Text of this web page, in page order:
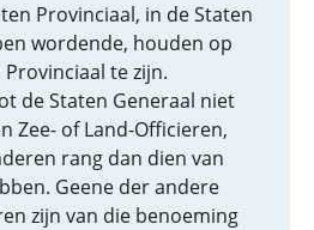
Provinciaal, in de Staten
wordende, houden op
te zijn.
de Staten Generaal niet
Zee- of Land-Officieren,
rang dan dien van
Geene der andere
zijn van die benoeming